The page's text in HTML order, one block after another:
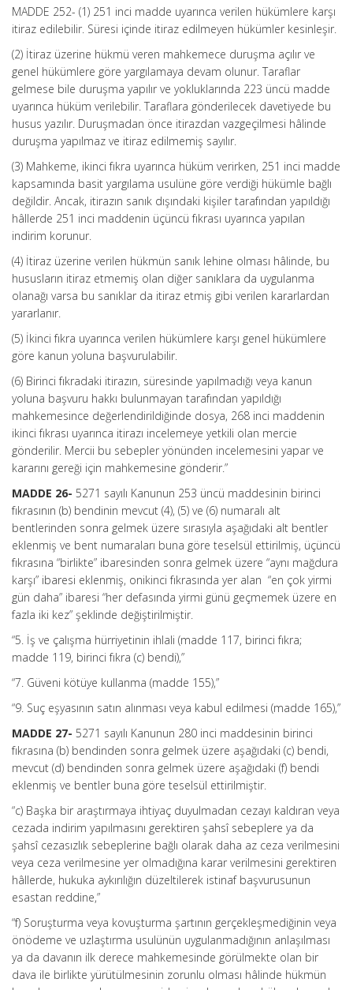
MADDE 252- (1) 251 inci madde uyarınca verilen hükümlere karşı
itiraz edilebilir. Süresi içinde itiraz edilmeyen hükümler kesinleşir.
(2) İtiraz üzerine hükmü veren mahkemece duruşma açılır ve
genel hükümlere göre yargılamaya devam olunur. Taraflar
gelmese bile duruşma yapılır ve yokluklarında 223 üncü madde
uyarınca hüküm verilebilir. Taraflara gönderilecek davetiyede bu
husus yazılır. Duruşmadan önce itirazdan vazgeçilmesi hâlinde
duruşma yapılmaz ve itiraz edilmemiş sayılır.
(3) Mahkeme, ikinci fıkra uyarınca hüküm verirken, 251 inci madde
kapsamında basit yargılama usulüne göre verdiği hükümle bağlı
değildir. Ancak, itirazın sanık dışındaki kişiler tarafından yapıldığı
hâllerde 251 inci maddenin üçüncü fıkrası uyarınca yapılan
indirim korunur.
(4) İtiraz üzerine verilen hükmün sanık lehine olması hâlinde, bu
hususların itiraz etmemiş olan diğer sanıklara da uygulanma
olanağı varsa bu sanıklar da itiraz etmiş gibi verilen kararlardan
yararlanır.
(5) İkinci fıkra uyarınca verilen hükümlere karşı genel hükümlere
göre kanun yoluna başvurulabilir.
(6) Birinci fıkradaki itirazın, süresinde yapılmadığı veya kanun
yoluna başvuru hakkı bulunmayan tarafından yapıldığı
mahkemesince değerlendirildiğinde dosya, 268 inci maddenin
ikinci fıkrası uyarınca itirazı incelemeye yetkili olan mercie
gönderilir. Mercii bu sebepler yönünden incelemesini yapar ve
kararını gereği için mahkemesine gönderir.”
MADDE 26- 5271 sayılı Kanunun 253 üncü maddesinin birinci
fıkrasının (b) bendinin mevcut (4), (5) ve (6) numaralı alt
bentlerinden sonra gelmek üzere sırasıyla aşağıdaki alt bentler
eklenmiş ve bent numaraları buna göre teselsül ettirilmiş, üçüncü
fıkrasına “birlikte” ibaresinden sonra gelmek üzere “aynı mağdura
karşı” ibaresi eklenmiş, onikinci fıkrasında yer alan “en çok yirmi
gün daha” ibaresi “her defasında yirmi günü geçmemek üzere en
fazla iki kez” şeklinde değiştirilmiştir.
“5. İş ve çalışma hürriyetinin ihlali (madde 117, birinci fıkra;
madde 119, birinci fıkra (c) bendi),”
“7. Güveni kötüye kullanma (madde 155),”
“9. Suç eşyasının satın alınması veya kabul edilmesi (madde 165),”
MADDE 27- 5271 sayılı Kanunun 280 inci maddesinin birinci
fıkrasına (b) bendinden sonra gelmek üzere aşağıdaki (c) bendi,
mevcut (d) bendinden sonra gelmek üzere aşağıdaki (f) bendi
eklenmiş ve bentler buna göre teselsül ettirilmiştir.
“c) Başka bir araştırmaya ihtiyaç duyulmadan cezayı kaldıran veya
cezada indirim yapılmasını gerektiren şahsî sebeplere ya da
şahsî cezasızlık sebeplerine bağlı olarak daha az ceza verilmesini
veya ceza verilmesine yer olmadığına karar verilmesini gerektiren
hâllerde, hukuka aykırılığın düzeltilerek istinaf başvurusunun
esastan reddine,”
“f) Soruşturma veya kovuşturma şartının gerçekleşmediğinin veya
önödeme ve uzlaştırma usulünün uygulanmadığının anlaşılması
ya da davanın ilk derece mahkemesinde görülmekte olan bir
dava ile birlikte yürütülmesinin zorunlu olması hâlinde hükmün